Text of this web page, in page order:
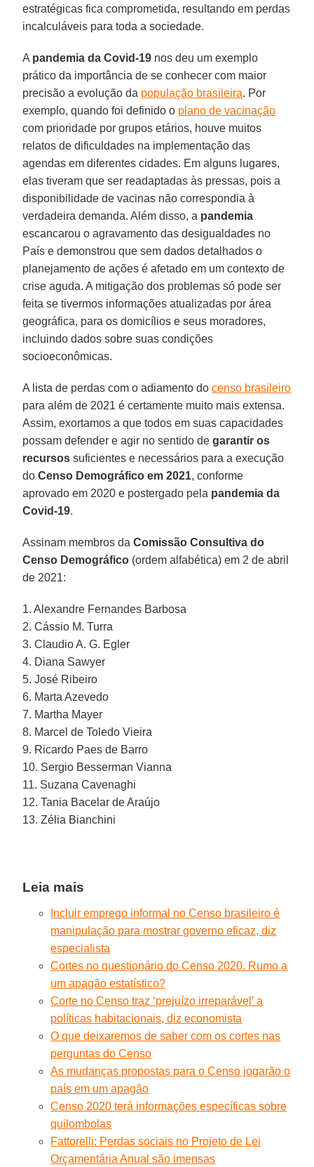
estratégicas fica comprometida, resultando em perdas
incalculáveis para toda a sociedade.
A pandemia da Covid-19 nos deu um exemplo
prático da importância de se conhecer com maior
precisão a evolução da população brasileira. Por
exemplo, quando foi definido o plano de vacinação
com prioridade por grupos etários, houve muitos
relatos de dificuldades na implementação das
agendas em diferentes cidades. Em alguns lugares,
elas tiveram que ser readaptadas às pressas, pois a
disponibilidade de vacinas não correspondia à
verdadeira demanda. Além disso, a pandemia
escancarou o agravamento das desigualdades no
País e demonstrou que sem dados detalhados o
planejamento de ações é afetado em um contexto de
crise aguda. A mitigação dos problemas só pode ser
feita se tivermos informações atualizadas por área
geográfica, para os domicílios e seus moradores,
incluindo dados sobre suas condições
socioeconômicas.
A lista de perdas com o adiamento docenso brasileiro
para além de 2021 é certamente muito mais extensa.
Assim, exortamos a que todos em suas capacidades
possam defender e agir no sentido degarantir os
recursos suficientes e necessários para a execução
doCenso Demográfico em 2021, conforme
aprovado em 2020 e postergado pela pandemia da
Covid-19.
Assinam membros daComissão Consultiva do
Censo Demográfico (ordem alfabética) em 2 de abril
de 2021:
1. Alexandre Fernandes Barbosa
2. Cássio M. Turra
3. Claudio A. G. Egler
4. Diana Sawyer
5. José Ribeiro
6. Marta Azevedo
7. Martha Mayer
8. Marcel de Toledo Vieira
9. Ricardo Paes de Barro
10. Sergio Besserman Vianna
11. Suzana Cavenaghi
12. Tania Bacelar de Araújo
13. Zélia Bianchini
Leia mais
Incluir emprego informal no Censo brasileiro é
manipulação para mostrar governo eficaz, diz
especialista
Cortes no questionário do Censo 2020. Rumo a
um apagão estatístico?
Corte no Censo traz ‘prejuízo irreparável’ a
políticas habitacionais, diz economista
O que deixaremos de saber com os cortes nas
perguntas do Censo
As mudanças propostas para o Censo jogarão o
país em um apagão
Censo 2020 terá informações específicas sobre
quilombolas
Fattorelli: Perdas sociais no Projeto de Lei
Orçamentária Anual são imensas